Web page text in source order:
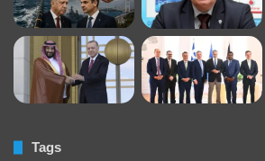
Tags